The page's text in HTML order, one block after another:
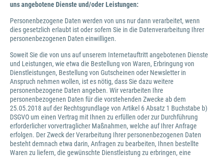
uns angebotene Dienste und/oder Leistungen:
Personenbezogene Daten werden von uns nur dann verarbeitet, wenn
dies gesetzlich erlaubt ist oder sofern Sie in die Datenverarbeitung Ihrer
personenbezogenen Daten einwilligen.
Soweit Sie die von uns auf unserem Internetauftritt angebotenen Dienste
und Leistungen, wie etwa die Bestellung von Waren, Erbringung von
Dienstleistungen, Bestellung von Gutscheinen oder Newsletter in
Anspruch nehmen wollen, ist es nötig, dass Sie dazu weitere
personenbezogene Daten angeben. Wir verarbeiten Ihre
personenbezogenen Daten für die vorstehenden Zwecke ab dem
25.05.2018 auf der Rechtsgrundlage von Artikel 6 Absatz 1 Buchstabe b)
DSGVO um einen Vertrag mit Ihnen zu erfüllen oder zur Durchführung
erforderlicher vorvertraglicher Maßnahmen, welche auf Ihrer Anfrage
erfolgen. Der Zweck der Verarbeitung Ihrer personenbezogenen Daten
besteht demnach etwa darin, Anfragen zu bearbeiten, Ihnen bestellte
Waren zu liefern, die gewünschte Dienstleistung zu erbringen, eine